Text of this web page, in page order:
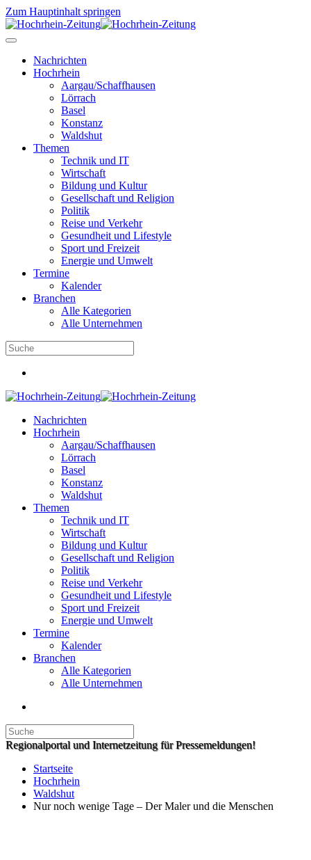
Zum Hauptinhalt springen
Nachrichten
Hochrhein
Aargau/Schaffhausen
Lörrach
Basel
Konstanz
Waldshut
Themen
Technik und IT
Wirtschaft
Bildung und Kultur
Gesellschaft und Religion
Politik
Reise und Verkehr
Gesundheit und Lifestyle
Sport und Freizeit
Energie und Umwelt
Termine
Kalender
Branchen
Alle Kategorien
Alle Unternehmen
Nachrichten
Hochrhein
Aargau/Schaffhausen
Lörrach
Basel
Konstanz
Waldshut
Themen
Technik und IT
Wirtschaft
Bildung und Kultur
Gesellschaft und Religion
Politik
Reise und Verkehr
Gesundheit und Lifestyle
Sport und Freizeit
Energie und Umwelt
Termine
Kalender
Branchen
Alle Kategorien
Alle Unternehmen
Regionalportal und Internetzeitung für Pressemeldungen!
Startseite
Hochrhein
Waldshut
Nur noch wenige Tage – Der Maler und die Menschen